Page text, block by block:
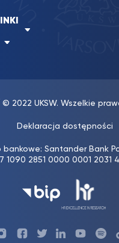
© 2022 UKSW. Wszelkie
Deklaracja dostępności
bankowe: Santander Bank
1090 2851 0000 0001 2031
Profil ProfilProfilProfil UKSW